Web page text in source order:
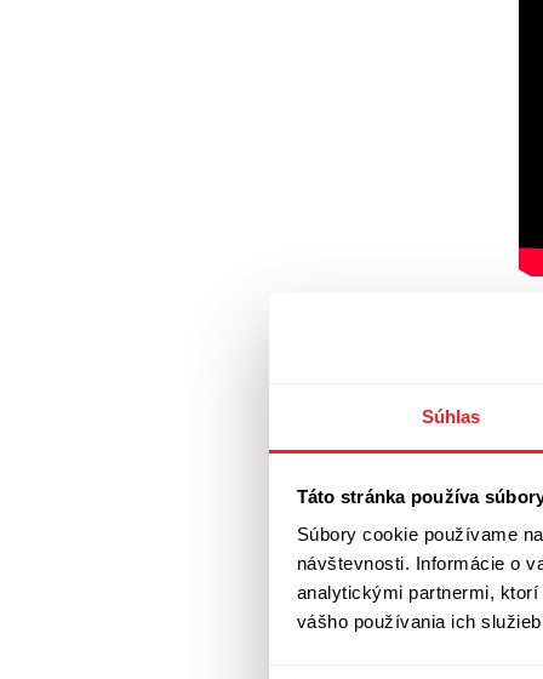
Súhlas
Táto stránka používa
Súbory cookie používame
návštevnosti. Informácie o
analytickými partnermi,
vášho používania ich